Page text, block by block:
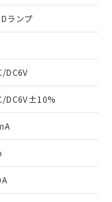
ランプ
DC6V
DC6V±10%
意のうえ
準価格
もので
物質）の
な商品で
）の非含
定のある
10物質）の
を出す予
10物質）の
確認中の
物で、有
。
国RoHSの
。